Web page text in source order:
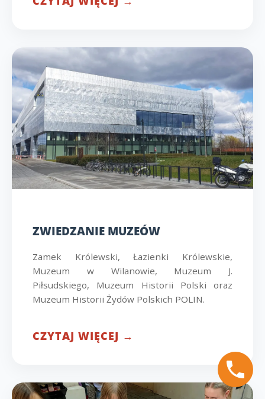
ZWIEDZANIE MUZEÓW
Zamek Królewski, Łazienki Królewskie,
Muzeum w Wilanowie, Muzeum J.
Piłsudskiego, Muzeum Historii Polski oraz
Muzeum Historii Żydów Polskich POLIN.
CZYTAJ WIĘCEJ →